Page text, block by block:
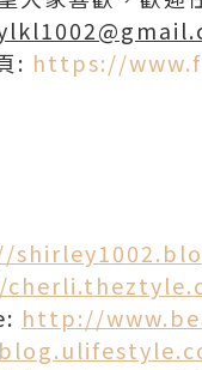
: https://
http://